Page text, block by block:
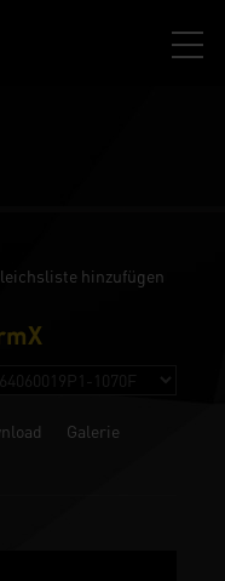
hinzufügen
Galerie